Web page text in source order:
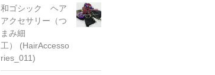
和ゴシック ヘア
アクセサリー（つ
まみ細
工） (HairAccesso
ries_011)